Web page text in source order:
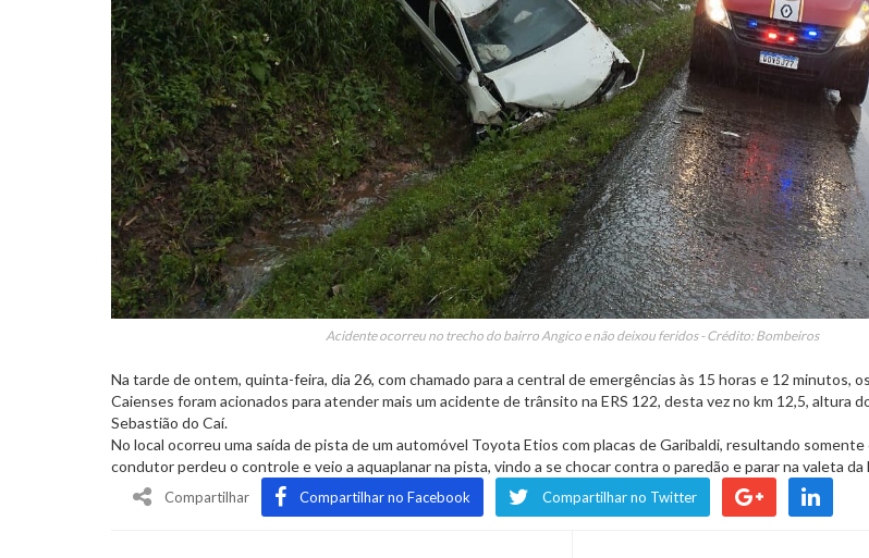
Acidente ocorreu no trecho do bairro Angico e não deixou feridos - Crédito: Bombeiros
Na tarde de ontem, quinta-feira, dia 26, com chamado para a central de emergências às 15 horas e 12 minutos,
Caienses foram acionados para atender mais um acidente de trânsito na ERS 122, desta vez no km 12,5, altura
Sebastião do Caí.
No local ocorreu uma saída de pista de um automóvel Toyota Etios com placas de Garibaldi, resultando somente
condutor perdeu o controle e veio a aquaplanar na pista, vindo a se chocar contra o paredão e parar na valeta da
Compartilhar Compartilhar no Facebook Compartilhar no Twitter